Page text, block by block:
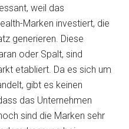
weil das
Marken investiert, die
generieren. Diese
oder Spalt, sind
etabliert. Da es sich um
gibt es keinen
das Unternehmen
sind die Marken sehr